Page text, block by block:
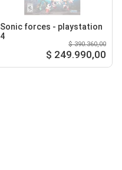
Sonic forces - playstation
4
$ 390.360,00
$ 249.990,00